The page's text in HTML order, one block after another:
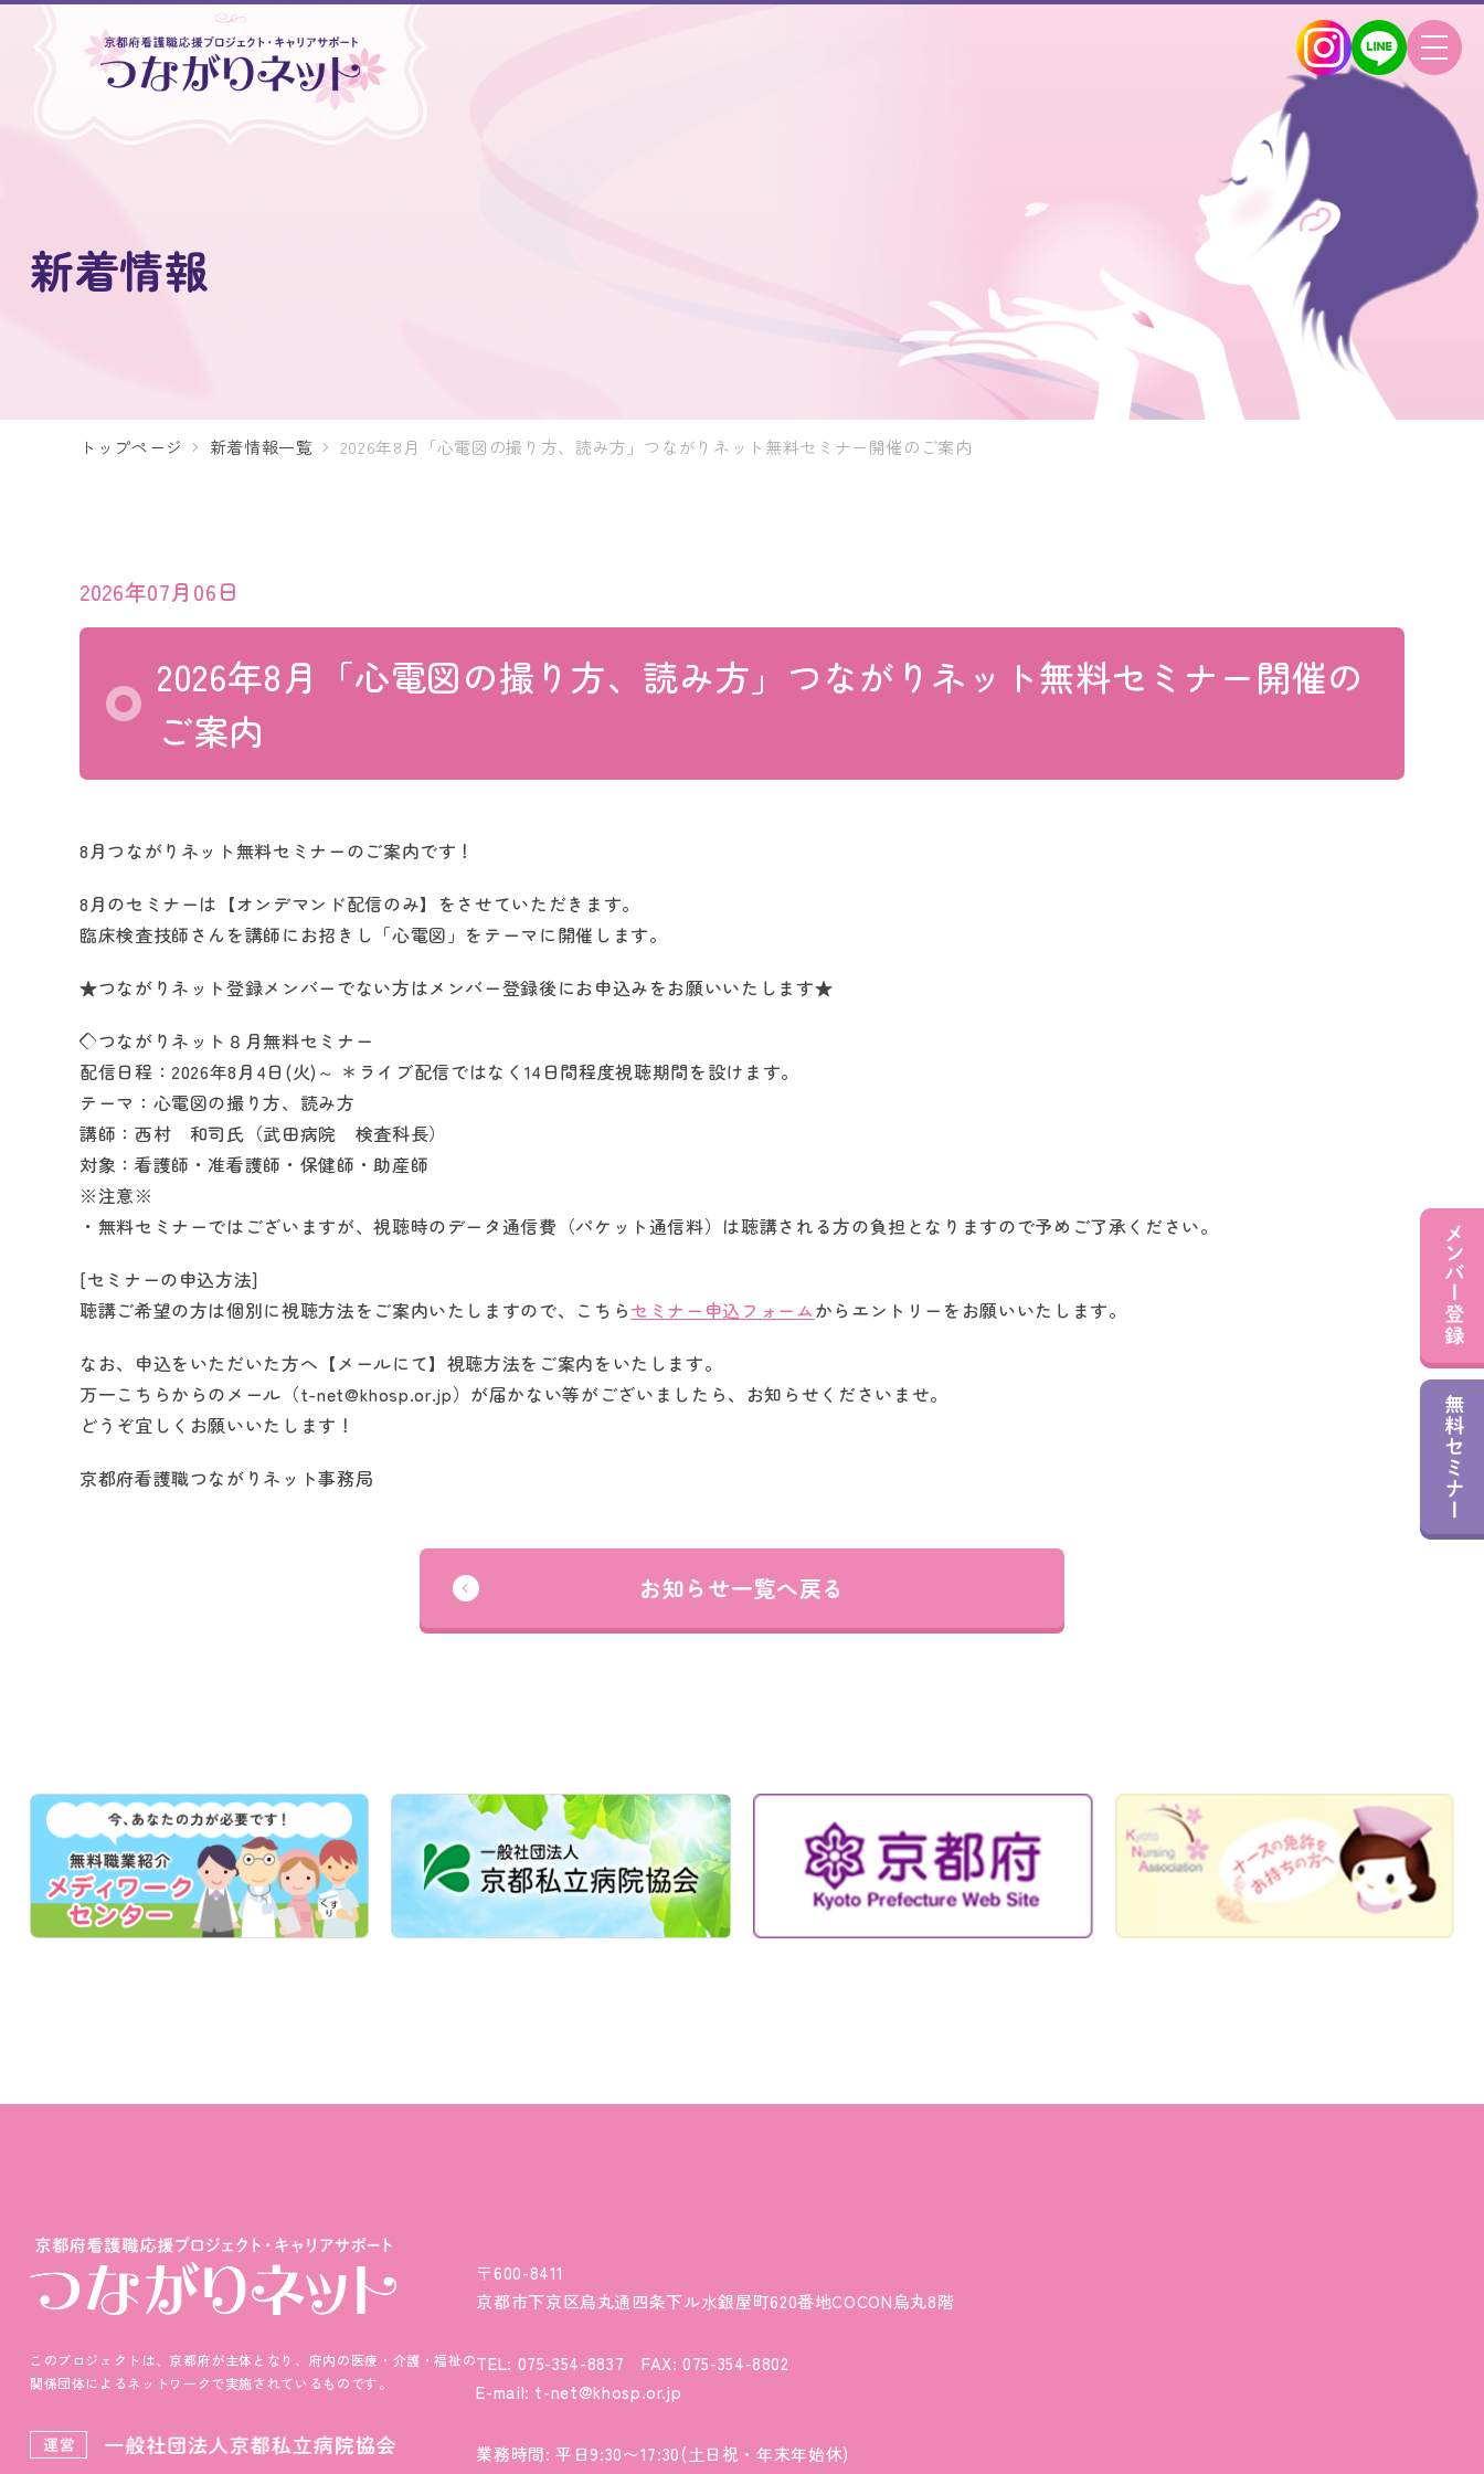
新着情報
トップページ 新着情報一覧 2026年8月「心電図の撮り方、読み方」つながりネット無料セミナー開催のご案内
2026年07月06日
2026年8月「心電図の撮り方、読み方」つながりネット無料セミナー開催の
ご案内
8月つながりネット無料セミナーのご案内です！
8月のセミナーは【オンデマンド配信のみ】をさせていただきます。
臨床検査技師さんを講師にお招きし「心電図」をテーマに開催します。
★つながりネット登録メンバーでない方はメンバー登録後にお申込みをお願いいたします★
◇つながりネット８月無料セミナー
配信日程：2026年8月4日(火)～ ＊ライブ配信ではなく14日間程度視聴期間を設けます。
テーマ：心電図の撮り方、読み方
講師：西村 和司氏（武田病院 検査科長）
対象：看護師・准看護師・保健師・助産師
※注意※
・無料セミナーではございますが、視聴時のデータ通信費（パケット通信料）は聴講される方の負担となりますので予めご了承ください。
[セミナーの申込方法]
聴講ご希望の方は個別に視聴方法をご案内いたしますので、こちらセミナー申込フォームからエントリーをお願いいたします。
なお、申込をいただいた方へ【メールにて】視聴方法をご案内をいたします。
万一こちらからのメール（t-net@khosp.or.jp）が届かない等がございましたら、お知らせくださいませ。
どうぞ宜しくお願いいたします！
京都府看護職つながりネット事務局
お知らせ一覧へ戻る
このプロジェクトは、京都府が主体となり、府内の医療・介護・福祉の
関係団体によるネットワークで実施されているものです。
〒600-8411
京都市下京区烏丸通四条下ル⽔銀屋町620番地COCON烏丸8階
TEL: 075-354-8837 FAX: 075-354-8802
E-mail: t-net@khosp.or.jp
業務時間: 平日9:30〜17:30(土日祝・年末年始休)